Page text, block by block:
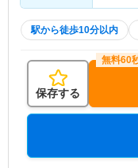
駅から徒歩10分以内
保存する